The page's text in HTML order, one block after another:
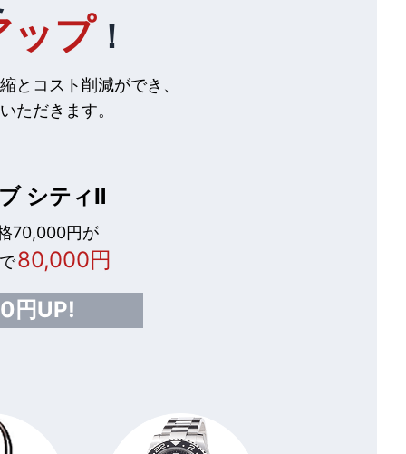
ップ ！
とコスト削減ができ、
ただきます。
シティⅡ
70,000円が
80,000円
円UP!